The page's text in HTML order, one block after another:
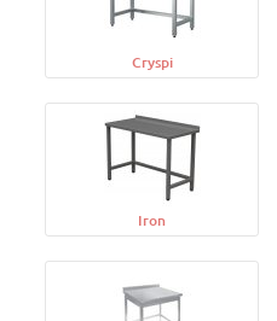
Cryspi
Iron